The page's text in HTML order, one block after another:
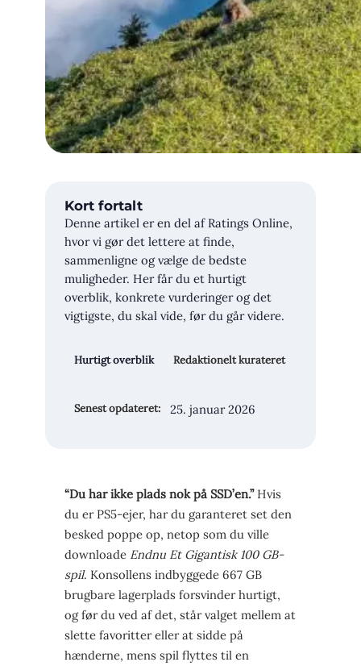
Kort fortalt
Denne artikel er en del af Ratings Online,
hvor vi gør det lettere at finde,
sammenligne og vælge de bedste
muligheder. Her får du et hurtigt
overblik, konkrete vurderinger og det
vigtigste, du skal vide, før du går videre.
Hurtigt overblik Redaktionelt kurateret
Senest opdateret: 25. januar 2026
“Du har ikke plads nok på SSD’en.”Hvis
du er PS5-ejer, har du garanteret set den
besked poppe op, netop som du ville
downloade Endnu Et Gigantisk 100 GB-
spil. Konsollens indbyggede 667 GB
brugbare lagerplads forsvinder hurtigt,
og før du ved af det, står valget mellem at
slette favoritter eller at sidde på
hænderne, mens spil flyttes til en